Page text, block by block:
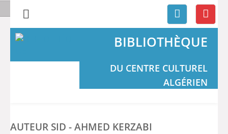
BIBLIOTHÈQUE
DU CENTRE CULTUREL
ALGÉRIEN
AUTEUR SID - AHMED KERZABI